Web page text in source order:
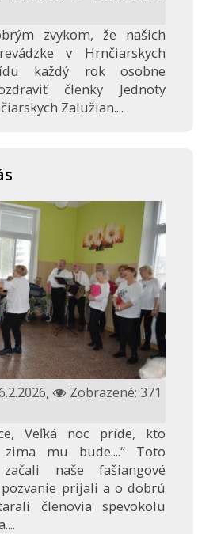
zvykom, že našich
v Hrnčiarskych
každý rok osobne
členky Jednoty
Zalužian....
Zobrazené: 371
Veľká noc príde, kto
mu bude....“ Toto
naše fašiangové
prijali a o dobrú
členovia spevokolu